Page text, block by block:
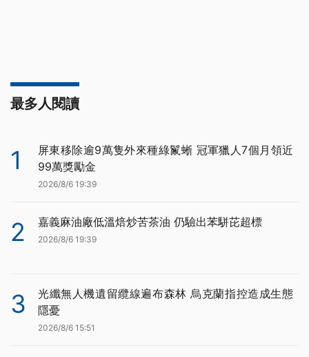
最多人閱讀
1
屏東移除逾9萬隻外來種綠鬣蜥 冠軍獵人7個月領近
99萬獎勵金
2026/8/6 19:39
2 嘉義麻油廠低溫焙炒苦茶油 仍驗出苯駢芘超標
2026/8/6 19:39
3
光纖無人機遺留纜線遍布森林 烏克蘭指控造成生態
隱憂
2026/8/6 15:51